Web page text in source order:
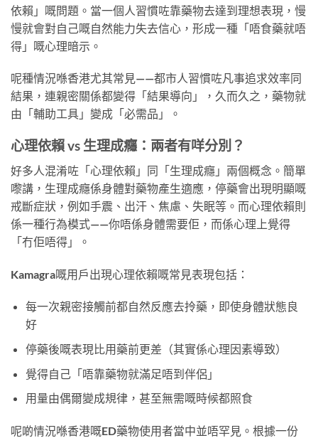
依賴」嘅問題。當一個人習慣咗靠藥物去達到理想表現，慢
慢就會對自己嘅自然能力失去信心，形成一種「唔食藥就唔
得」嘅心理暗示。
呢種情況喺香港尤其常見——都市人習慣咗凡事追求效率同
結果，連親密關係都變得「結果導向」，久而久之，藥物就
由「輔助工具」變成「必需品」。
心理依賴 vs 生理成癮：兩者有咩分別？
好多人混淆咗「心理依賴」同「生理成癮」兩個概念。簡單
嚟講，生理成癮係身體對藥物產生適應，停藥會出現明顯嘅
戒斷症狀，例如手震、出汗、焦慮、失眠等。而心理依賴則
係一種行為模式——你唔係身體需要佢，而係心理上覺得
「冇佢唔得」。
Kamagra嘅用戶出現心理依賴嘅常見表現包括：
每一次親密接觸前都自然反應去拎藥，即使身體狀態良
好
停藥後嘅表現比用藥前更差（其實係心理因素導致）
覺得自己「唔靠藥物就滿足唔到伴侶」
用量由偶爾變成規律，甚至無需嘅時候都照食
呢啲情況喺香港嘅ED藥物使用者當中並唔罕見。根據一份